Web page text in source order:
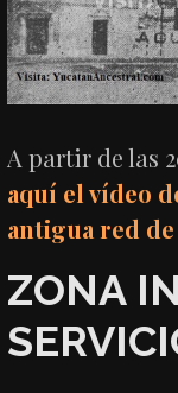
A partir de las
aquí el vídeo
antigua red
ZONA